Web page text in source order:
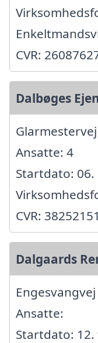
CVR:
Dalbøges
Ansatte: 4
Startdato: 06.
CVR: 38252151
Dalgaards
Ansatte:
Startdato: